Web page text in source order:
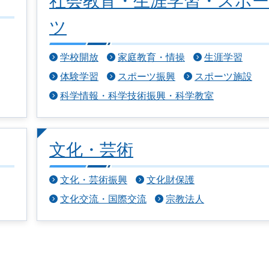
ツ
学校開放 家庭教育・情操
生涯学習
体験学習
スポーツ振興
スポーツ施設
科学情報・科学技術振興・科学教室
文化・芸術
文化・芸術振興
文化財保護
文化交流・国際交流
宗教法人